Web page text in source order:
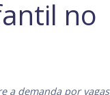
no
a demanda por vagas